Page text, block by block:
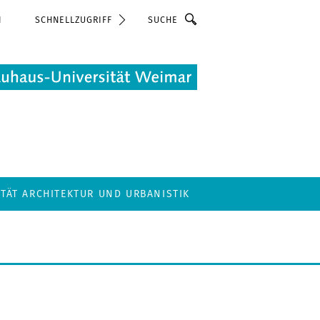
SCHNELLZUGRIFF Suche
ARCHITEKTUR UND URBANISTIK